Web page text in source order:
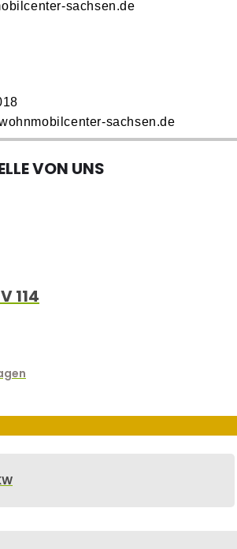
sachsen.de
sachsen.de
VON UNS
114